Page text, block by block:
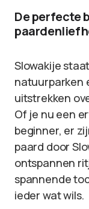
De perfecte
Slowakije
natuurparken
uitstrekken
Of je nu een
beginner, er
paard door
ontspannen
spannende
ieder wat wils.